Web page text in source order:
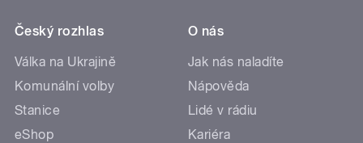
Český rozhlas
Válka na Ukrajině
Komunální volby
Stanice
eShop
O nás
Jak nás naladíte
Nápověda
Lidé v rádiu
Kariéra